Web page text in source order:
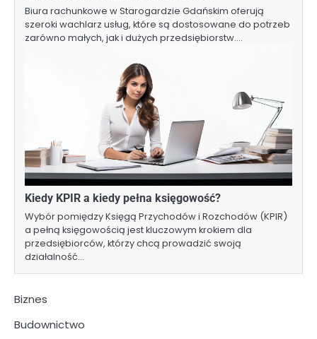
Biura rachunkowe w Starogardzie Gdańskim oferują
szeroki wachlarz usług, które są dostosowane do potrzeb
zarówno małych, jak i dużych przedsiębiorstw.…
Kiedy KPIR a kiedy pełna księgowość?
Wybór pomiędzy Księgą Przychodów i Rozchodów (KPIR)
a pełną księgowością jest kluczowym krokiem dla
przedsiębiorców, którzy chcą prowadzić swoją
działalność…
Biznes
Budownictwo